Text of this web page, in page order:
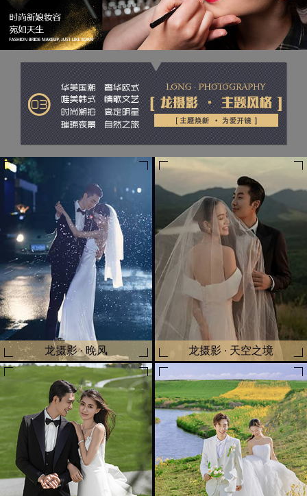
龙摄影 · 晚风 龙摄影 · 天空之境